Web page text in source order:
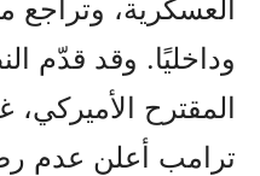
العسكرية، وتراجع
وداخليًا. وقد قدّم
المقترح الأميركي،
ترامب أعلن عدم